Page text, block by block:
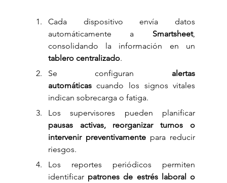
Cada dispositivo envía datos
automáticamente a Smartsheet,
tablero centralizado.
Se configuran alertas
automáticas cuando los signos vitales
indican sobrecarga o fatiga.
pausas activas, reorganizar turnos o
intervenir preventivamente para reducir
riesgos.
Los reportes periódicos permiten
identificar patrones de estrés laboral o